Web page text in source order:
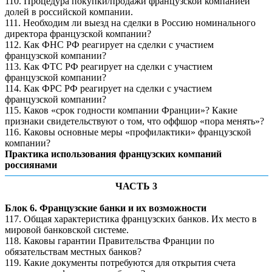
долей в российской компании.
111. Необходим ли выезд на сделки в Россию номинального
директора французской компании?
112. Как ФНС РФ реагирует на сделки с участием
французской компании?
113. Как ФТС РФ реагирует на сделки с участием
французской компании?
114. Как ФРС РФ реагирует на сделки с участием
французской компании?
115. Каков «срок годности компании Франции»? Какие
признаки свидетельствуют о том, что оффшор «пора менять»?
116. Каковы основные меры «профилактики» французской
компании?
Практика использования французских компаний
россиянами
ЧАСТЬ 3
Блок 6. Французские банки и их возможности
117. Общая характеристика французских банков. Их место в
мировой банковской системе.
118. Каковы гарантии Правительства Франции по
обязательствам местных банков?
119. Какие документы потребуются для открытия счета